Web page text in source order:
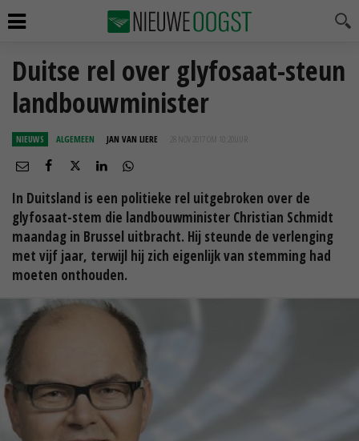
Duitse rel over glyfosaat-steun
landbouwminister
NIEUWS ALGEMEEN JAN VAN LIERE 28 NOV 2017 OM 10:20
In Duitsland is een politieke rel uitgebroken over de
glyfosaat-stem die landbouwminister Christian Schmidt
maandag in Brussel uitbracht. Hij steunde de verlenging
met vijf jaar, terwijl hij zich eigenlijk van stemming had
moeten onthouden.